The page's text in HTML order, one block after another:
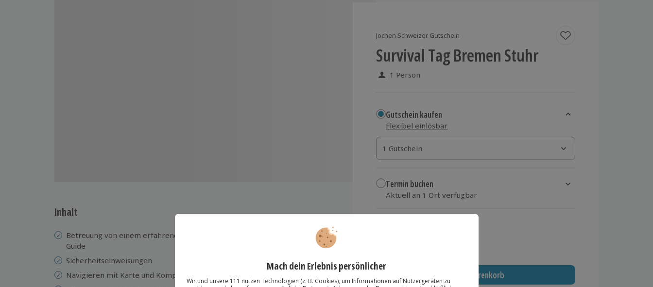
Jochen Schweizer Gutschein
Survival Tag Bremen Stuhr
1 Person
Gutschein kaufen
Flexibel einlösbar
1 Gutschein
1 Gutschein
1 Gutschein
Termin buchen
Aktuell an 1 Ort verfügbar
Wähle im nächsten Schritt einen Termin aus
In den Warenkorb
Inhalt
Betreuung von einem erfahrenen
Guide
Sicherheitseinweisungen
Navigieren mit Karte und Kompass
Bau von Behelfsunterkünften
Nahrung aus der Natur